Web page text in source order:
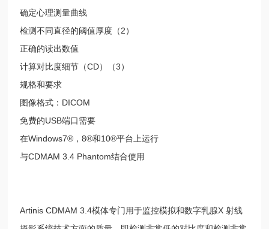
确定心理测量曲线
检测不同直径的阈值厚度（2）
正确的读出数值
计算对比度细节（CD）（3）
规格和要求
图像格式：DICOM
免费的USB端口需要
在Windows7®，8®和10®平台上运行
与CDMAM 3.4 Phantom结合使用
Artinis CDMAM 3.4模体专门用于监控模拟和数字乳腺X 射线